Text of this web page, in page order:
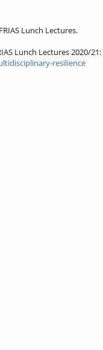
Lunch Lectures.
Lunch Lectures 2020/21:
resilience